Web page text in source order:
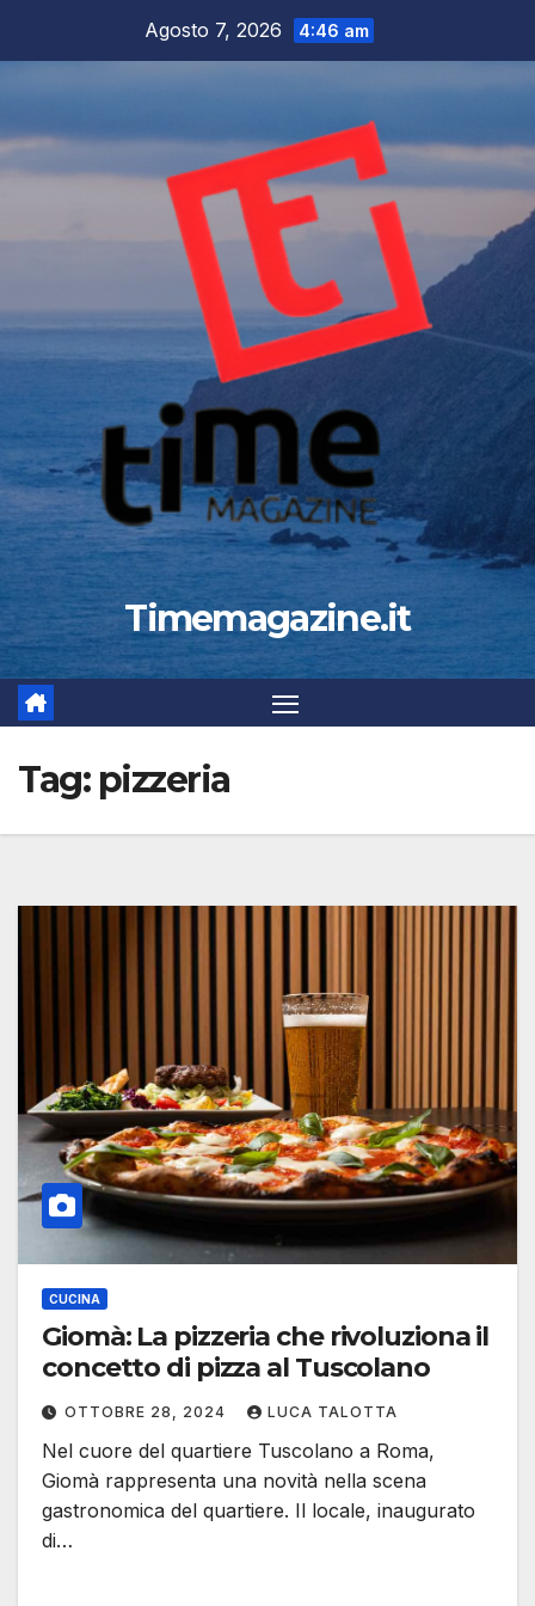
Agosto 7, 2026 4:46 am
Timemagazine.it
Tag: pizzeria
CUCINA
Giomà: La pizzeria che rivoluziona il
concetto di pizza al Tuscolano
OTTOBRE 28, 2024 LUCA TALOTTA
Nel cuore del quartiere Tuscolano a Roma,
Giomà rappresenta una novità nella scena
gastronomica del quartiere. Il locale, inaugurato
di…